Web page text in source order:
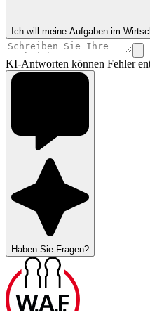
Ich will meine Aufgaben im
KI-Antworten können Fehler
Haben Sie Fragen?